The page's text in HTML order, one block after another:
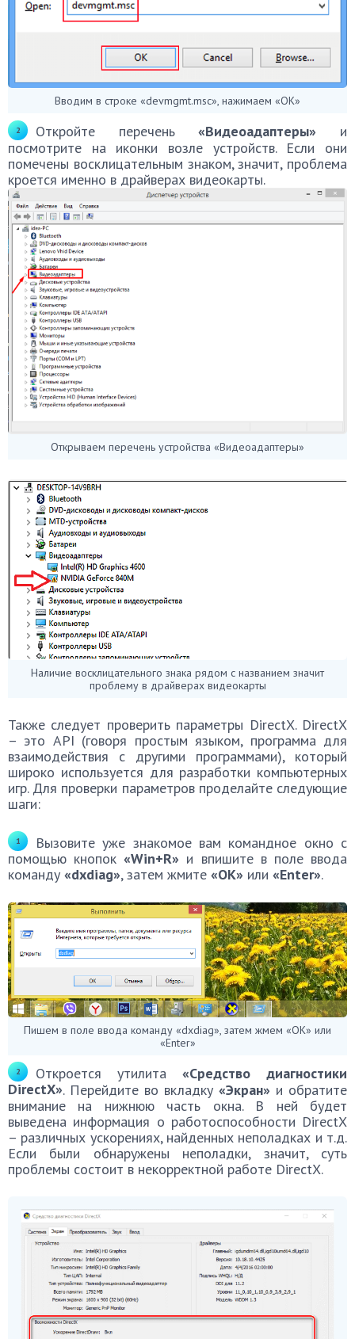
Вводим в строке «devmgmt.msc», нажимаем «ОК»
Откройте перечень«Видеоадаптеры» и
посмотрите на иконки возле устройств. Если они
помечены восклицательным знаком, значит, проблема
кроется именно в драйверах видеокарты.
Открываем перечень устройства «Видеоадаптеры»
Наличие восклицательного знака рядом с названием значит
проблему в драйверах видеокарты
Также следует проверить параметры DirectX. DirectX
– это API (говоря простым языком, программа для
взаимодействия с другими программами), который
широко используется для разработки компьютерных
игр. Для проверки параметров проделайте следующие
шаги:
Вызовите уже знакомое вам командное окно с
помощью кнопок«Win+R» и впишите в поле ввода
команду «dxdiag», затем жмите «ОК» или «Enter».
Пишем в поле ввода команду «dxdiag», затем жмем «ОК» или
«Enter»
Откроется утилита «Средство диагностики
DirectX». Перейдите во вкладку «Экран» и обратите
внимание на нижнюю часть окна. В ней будет
выведена информация о работоспособности DirectX
– различных ускорениях, найденных неполадках и т.д.
Если были обнаружены неполадки, значит, суть
проблемы состоит в некорректной работе DirectX.